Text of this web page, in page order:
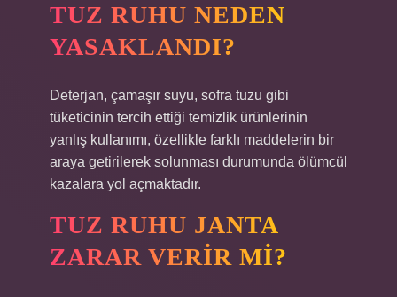
TUZ RUHU NEDEN
YASAKLANDI?
Deterjan, çamaşır suyu, sofra tuzu gibi
tüketicinin tercih ettiği temizlik ürünlerinin
yanlış kullanımı, özellikle farklı maddelerin bir
araya getirilerek solunması durumunda ölümcül
kazalara yol açmaktadır.
TUZ RUHU JANTA
ZARAR VERIR MI?